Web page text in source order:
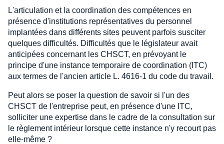
L'articulation et la coordination des compétences en
présence d'institutions représentatives du personnel
implantées dans différents sites peuvent parfois susciter
quelques difficultés. Difficultés que le législateur avait
anticipées concernant les CHSCT, en prévoyant le
principe d'une instance temporaire de coordination (ITC)
aux termes de l'ancien article L. 4616-1 du code du travail.
Peut alors se poser la question de savoir si l'un des
CHSCT de l'entreprise peut, en présence d'une ITC,
solliciter une expertise dans le cadre de la consultation sur
le règlement intérieur lorsque cette instance n'y recourt pas
elle-même ?